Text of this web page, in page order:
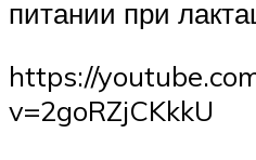
питании при
https://
v=2goRZjCKkkU